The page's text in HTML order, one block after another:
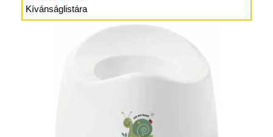
Kívánságlistára